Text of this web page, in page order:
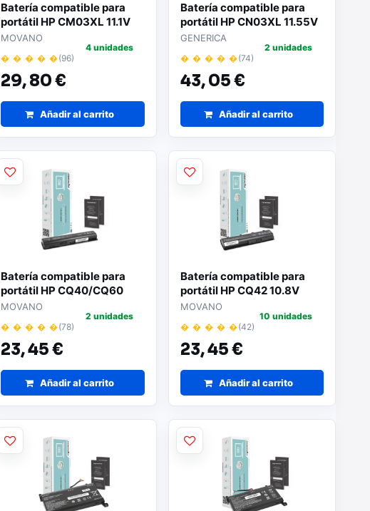
Batería compatible para
portátil HP CM03XL 11.1V
4400 mAh Movano
MOVANO
� � � � �(96)
29,80 €
4 unidades
Añadir al carrito
Batería compatible para
portátil HP CN03XL 11.55V
57.9 Wh
GENERICA
� � � � �(74)
43,05 €
2 unidades
Añadir al carrito
Batería compatible para
portátil HP CQ40/CQ60
10.8V 4400mAh Movano
MOVANO
� � � � �(78)
23,45 €
2 unidades
Añadir al carrito
Batería compatible para
portátil HP CQ42 10.8V
4400mAh Movano
MOVANO
� � � � �(42)
23,45 €
10 unidades
Añadir al carrito